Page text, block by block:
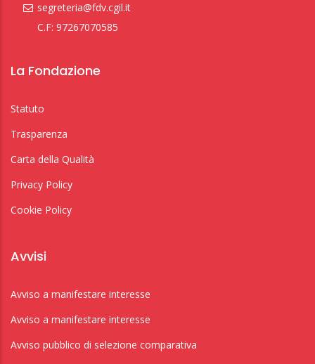
segreteria@fdv.cgil.it
C.F: 97267070585
La Fondazione
Statuto
Trasparenza
Carta della Qualità
Privacy Policy
Cookie Policy
Avvisi
Avviso a manifestare interesse
Avviso a manifestare interesse
Avviso pubblico di selezione comparativa